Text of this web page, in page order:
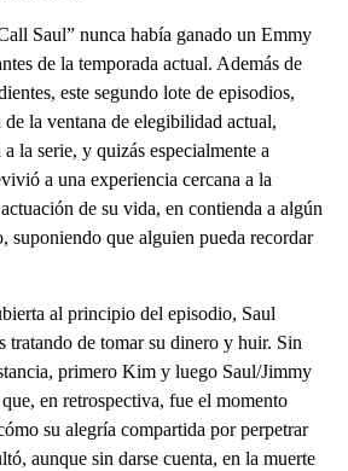
Saul” nunca había ganado un Emmy
de la temporada actual. Además de
este segundo lote de episodios,
la ventana de elegibilidad actual,
la serie, y quizás especialmente a
a una experiencia cercana a la
de su vida, en contienda a algún
suponiendo que alguien pueda recordar
al principio del episodio, Saul
tratando de tomar su dinero y huir. Sin
primero Kim y luego Saul/Jimmy
en retrospectiva, fue el momento
su alegría compartida por perpetrar
aunque sin darse cuenta, en la muerte